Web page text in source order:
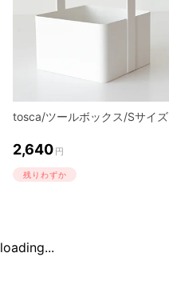
tosca/ツールボックス/Sサイズ
2,640 円
残りわずか
loading...